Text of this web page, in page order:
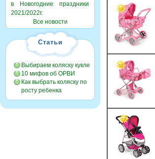
в Новогодние праздники
2021/2022г.
Все новости
Статьи
Выбираем коляску кукле
10 мифов об ОРВИ
Как выбрать коляску по
росту ребенка